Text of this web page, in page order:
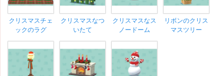
クリスマスチェ
ックのラグ
クリスマスなつ
いたて
クリスマスなス
ノードーム
リボンのクリス
マスツリー